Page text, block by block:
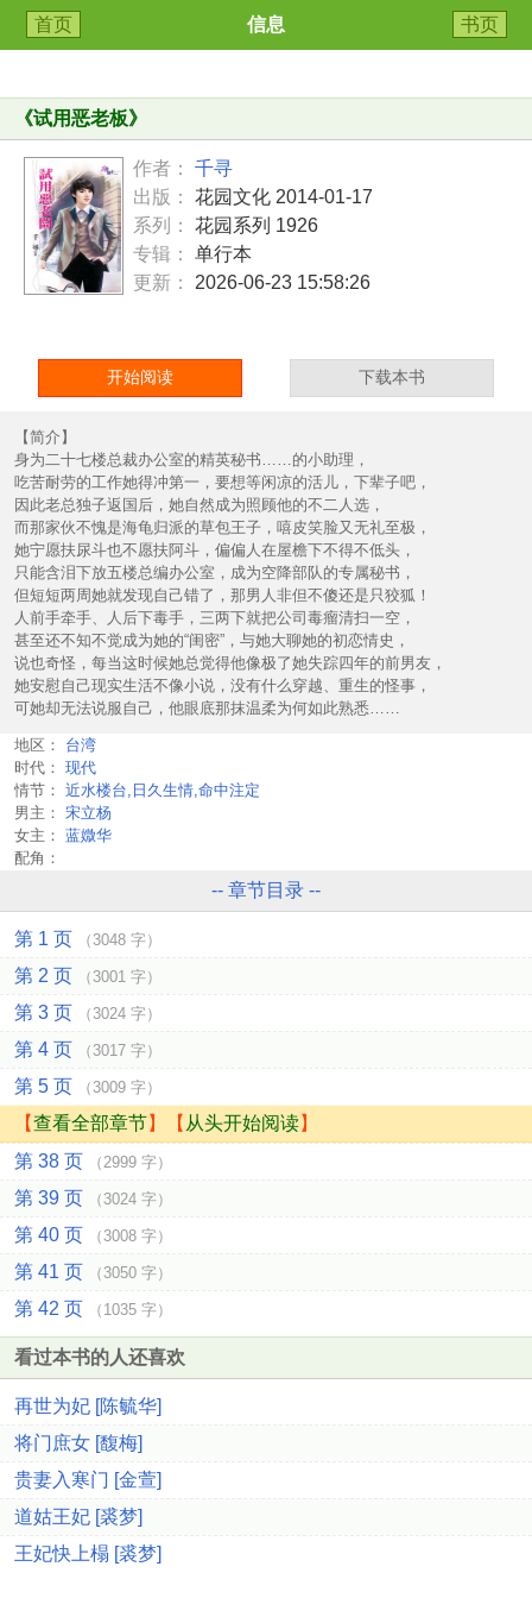
首页 信息 书页
《试用恶老板》
作者：
千寻
出版：
花园文化 2014-01-17
系列：
花园系列 1926
专辑：
单行本
更新：
2026-06-23 15:58:26
开始阅读 下载本书
【简介】
身为二十七楼总裁办公室的精英秘书……的小助理，
吃苦耐劳的工作她得冲第一，要想等闲凉的活儿，下辈子吧，
因此老总独子返国后，她自然成为照顾他的不二人选，
而那家伙不愧是海龟归派的草包王子，嘻皮笑脸又无礼至极，
她宁愿扶尿斗也不愿扶阿斗，偏偏人在屋檐下不得不低头，
只能含泪下放五楼总编办公室，成为空降部队的专属秘书，
但短短两周她就发现自己错了，那男人非但不傻还是只狡狐！
人前手牵手、人后下毒手，三两下就把公司毒瘤清扫一空，
甚至还不知不觉成为她的“闺密”，与她大聊她的初恋情史，
说也奇怪，每当这时候她总觉得他像极了她失踪四年的前男友，
她安慰自己现实生活不像小说，没有什么穿越、重生的怪事，
可她却无法说服自己，他眼底那抹温柔为何如此熟悉……
地区：
台湾
时代： 现代
情节： 近水楼台,日久生情,命中注定
男主： 宋立杨
女主： 蓝媺华
配角：
-- 章节目录 --
第 1 页 （3048 字）
第 2 页 （3001 字）
第 3 页 （3024 字）
第 4 页 （3017 字）
第 5 页 （3009 字）
【查看全部章节】【 从头开始阅读】
第 38 页
（2999 字）
第 39 页 （3024 字）
第 40 页 （3008 字）
第 41 页 （3050 字）
第 42 页 （1035 字）
看过本书的人还喜欢
再世为妃 [陈毓华]
将门庶女 [馥梅]
贵妻入寒门 [金萱]
道姑王妃 [裘梦]
王妃快上榻 [裘梦]